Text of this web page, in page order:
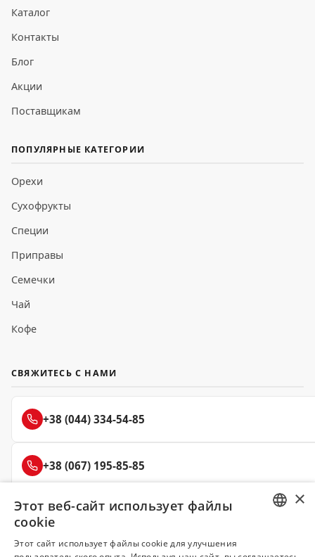
Каталог
Контакты
Блог
Акции
Поставщикам
ПОПУЛЯРНЫЕ КАТЕГОРИИ
Орехи
Сухофрукты
Специи
Приправы
Семечки
Чай
Кофе
СВЯЖИТЕСЬ С НАМИ
+38 (044) 334-54-85
+38 (067) 195-85-85
+38 (050) 145-85-45
×
Этот веб-сайт использует файлы
cookie
Этот сайт использует файлы cookie для улучшения